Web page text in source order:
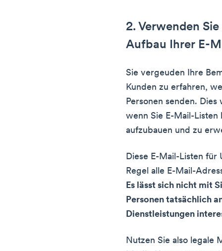
2. Verwenden
Aufbau Ihrer E-
Sie vergeuden Ihre
Kunden zu erfahren,
Personen senden.
wenn Sie E-Mail-Listen
aufzubauen und zu
Diese E-Mail-Listen für
Regel alle E-Mail-
Es lässt sich nicht mit
Personen tatsächlich
Dienstleistungen
Nutzen Sie also legale